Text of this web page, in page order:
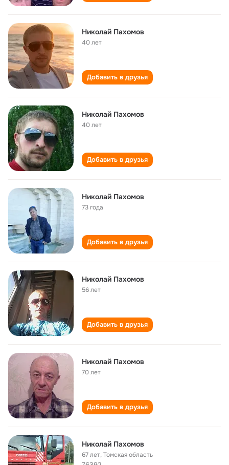
Николай Пахомов
40 лет
Добавить в друзья
Николай Пахомов
40 лет
Добавить в друзья
Николай Пахомов
73 года
Добавить в друзья
Николай Пахомов
56 лет
Добавить в друзья
Николай Пахомов
70 лет
Добавить в друзья
Николай Пахомов
67 лет,Томская область